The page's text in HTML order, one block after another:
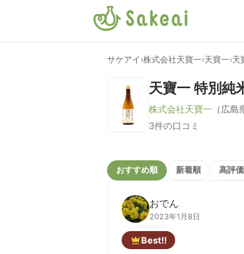
サケアイ ›株式会社天寶一›天寶一›天
天寶一 特別純
株式会社天寶一 （広島
3件の口コミ
おすすめ順 新着順 高評
おでん
2023年1月8日
Best!!